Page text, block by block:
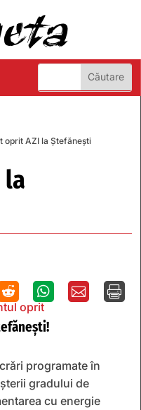
oprit AZI la Ștefănești
la
   
programate în
gradului de
cu energie